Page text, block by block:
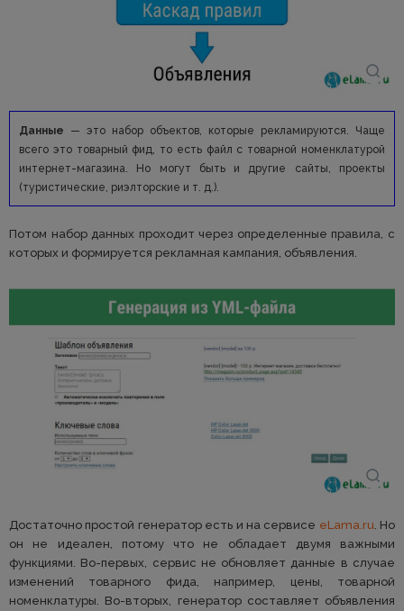
Данные — это набор объектов, которые рекламируются. Чаще
всего это товарный фид, то есть файл с товарной номенклатурой
интернет-магазина. Но могут быть и другие сайты, проекты
(туристические, риэлторские и т. д.).
Потом набор данных проходит через определенные правила, с
которых и формируется рекламная кампания, объявления.
Достаточно простой генератор есть и на сервисе eLama.ru. Но
он не идеален, потому что не обладает двумя важными
функциями. Во-первых, сервис не обновляет данные в случае
изменений товарного фида, например, цены, товарной
номенклатуры. Во-вторых, генератор составляет объявления